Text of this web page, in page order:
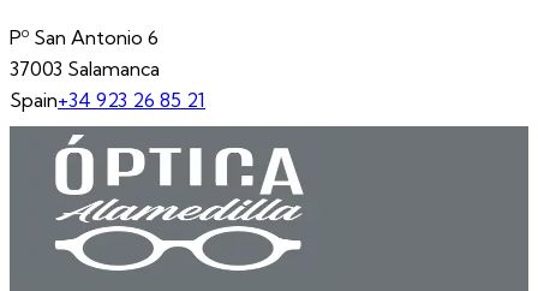
Pº San Antonio 6
37003 Salamanca
Spain+34 923 26 85 21